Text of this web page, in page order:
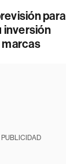
para
inversión
marcas
PUBLICIDAD